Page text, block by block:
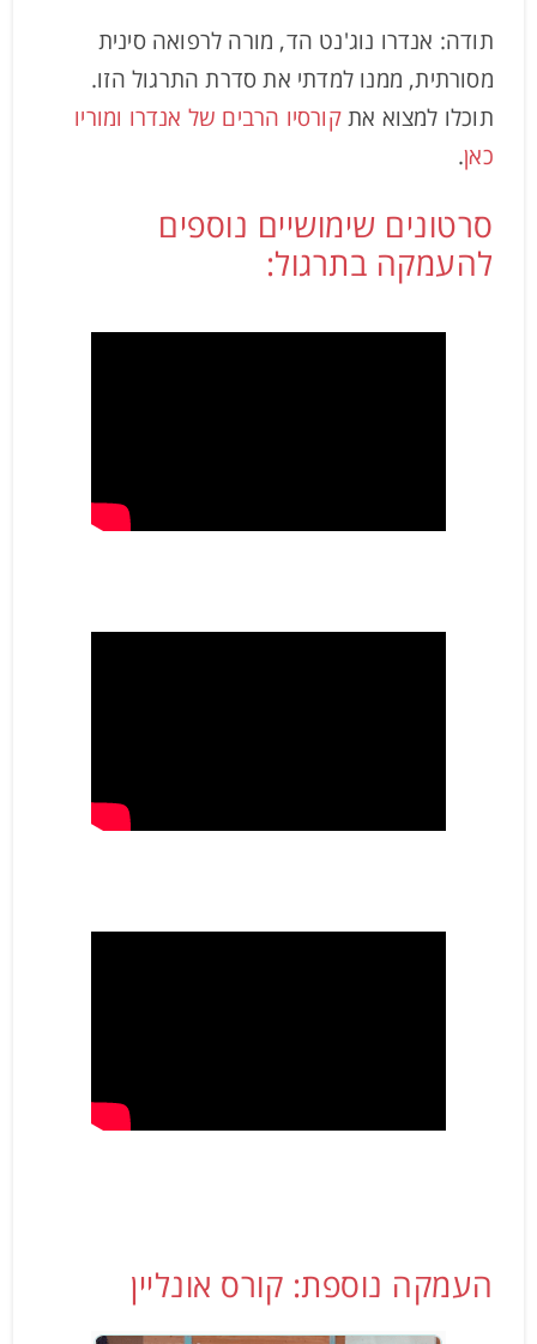
תודה: אנדרו נוג'נט הד, מורה לרפואה סינית
מסורתית, ממנו למדתי את סדרת התרגול הזו.
תוכלו למצוא אתקורסיו הרבים של אנדרו ומוריו
כאן.
סרטונים שימושיים נוספים
להעמקה בתרגול:
העמקה נוספת: קורס אונליין